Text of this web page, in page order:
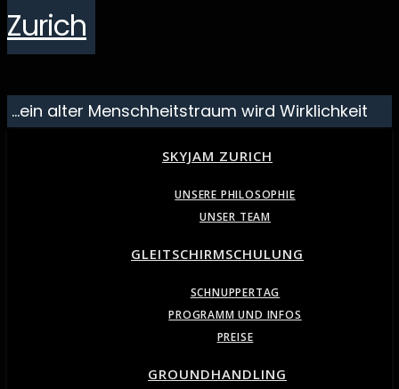
Zurich
…ein alter Menschheitstraum wird Wirklichkeit
SKYJAM ZURICH
UNSERE PHILOSOPHIE
UNSER TEAM
GLEITSCHIRMSCHULUNG
SCHNUPPERTAG
PROGRAMM UND INFOS
PREISE
GROUNDHANDLING